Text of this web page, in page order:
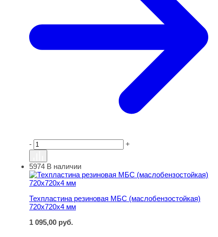
- +
Техпластина резиновая МБС (маслобензостойкая)
5974 В наличии
Техпластина резиновая МБС (маслобензостойкая)
720х720х4 мм
1 095,00 руб.